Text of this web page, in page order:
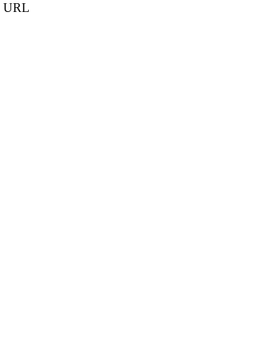
URL